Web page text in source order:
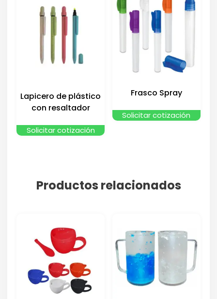
Lapicero de plástico
con resaltador
Solicitar cotización
Frasco Spray
Solicitar cotización
Productos relacionados